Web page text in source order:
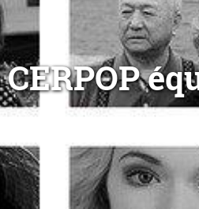
CERPOP